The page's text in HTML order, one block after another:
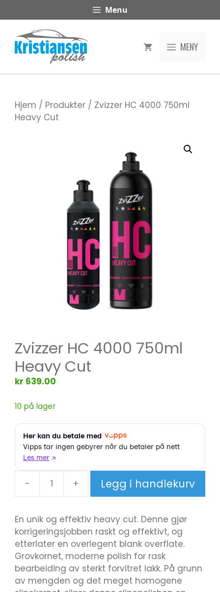
til
innhold
Menu
MENY
Hjem / Produkter / Zvizzer HC 4000 750ml
Heavy Cut
Zvizzer HC 4000 750ml
Heavy Cut
kr 639.00
10 på lager
-
Zvizzer
4000
750ml
Heavy
Cut
antall
+ Legg i handlekurv
En unik og effektiv heavy cut. Denne gjør
korrigeringsjobben raskt og effektivt, og
etterlater en overlegent blank overflate.
Grovkornet, moderne polish for rask
bearbeiding av sterkt forvitret lakk. På grunn
av mengden og det meget homogene